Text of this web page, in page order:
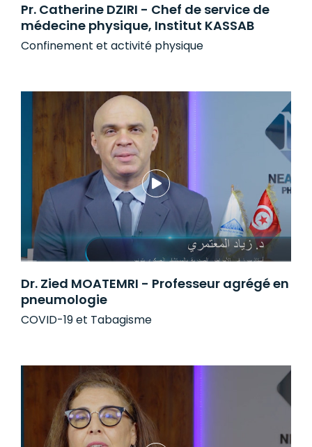
Pr. Catherine DZIRI - Chef de service de
médecine physique, Institut KASSAB
Confinement et activité physique
Dr. Zied MOATEMRI - Professeur agrégé en
pneumologie
COVID-19 et Tabagisme